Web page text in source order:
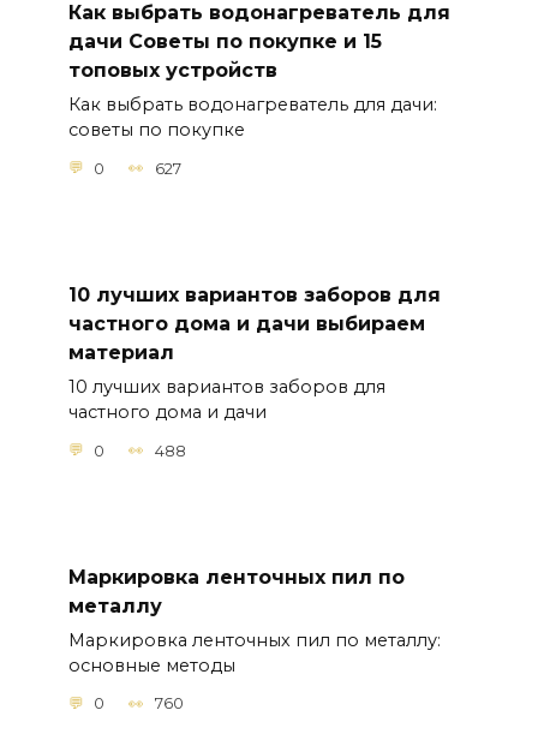
Как выбрать водонагреватель для
дачи Советы по покупке и 15
топовых устройств
Как выбрать водонагреватель для дачи:
советы по покупке
0 627
10 лучших вариантов заборов для
частного дома и дачи выбираем
материал
10 лучших вариантов заборов для
частного дома и дачи
0 488
Маркировка ленточных пил по
металлу
Маркировка ленточных пил по металлу:
основные методы
0 760